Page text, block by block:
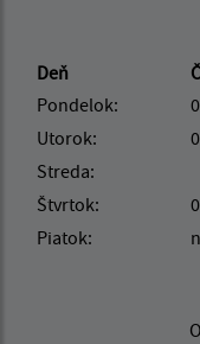
Deň
Pondelok:
Utorok:
Streda:
Štvrtok:
Piatok: